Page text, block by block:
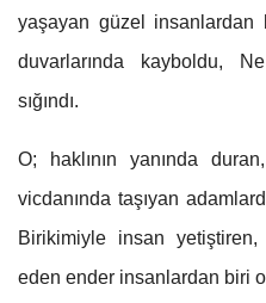
yaşayan güzel insanlardan
duvarlarında kayboldu,
sığındı.
O; haklının yanında
vicdanında taşıyan
Birikimiyle insan
eden ender insanlardan biri